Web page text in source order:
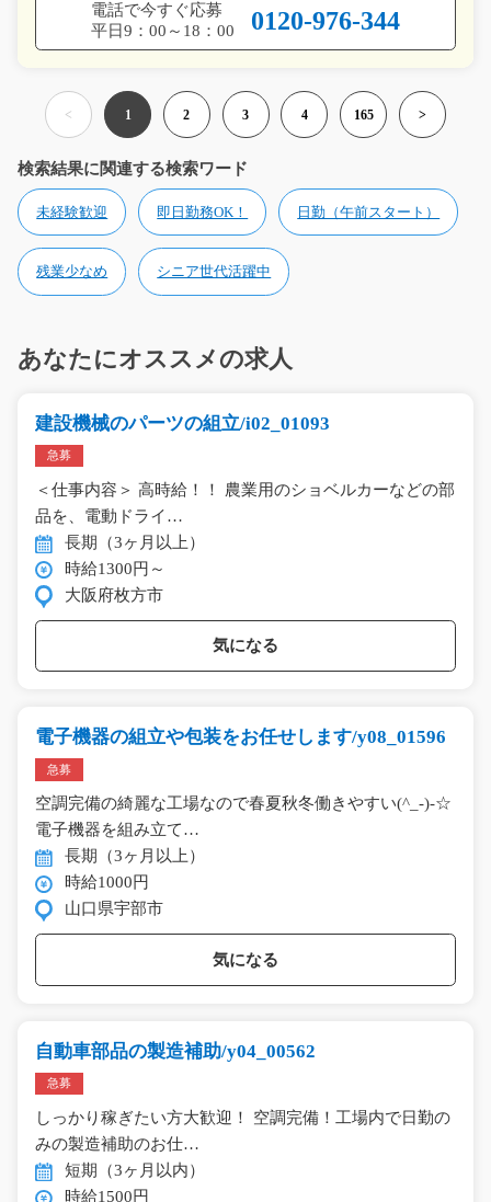
電話で今すぐ応募
平日9：00～18：00
0120-976-344
< 1 2 3 4 165 >
検索結果に関連する検索ワード
未経験歓迎 即日勤務OK！ 日勤（午前スタート）
残業少なめ シニア世代活躍中
あなたにオススメの求人
建設機械のパーツの組立/i02_01093
急募
＜仕事内容＞ 高時給！！ 農業用のショベルカーなどの部
品を、電動ドライ…
長期（3ヶ月以上）
時給1300円～
大阪府枚方市
気になる
電子機器の組立や包装をお任せします/y08_01596
急募
空調完備の綺麗な工場なので春夏秋冬働きやすい(^_-)-☆
電子機器を組み立て…
長期（3ヶ月以上）
時給1000円
山口県宇部市
気になる
自動車部品の製造補助/y04_00562
急募
しっかり稼ぎたい方大歓迎！ 空調完備！工場内で日勤の
みの製造補助のお仕…
短期（3ヶ月以内）
時給1500円